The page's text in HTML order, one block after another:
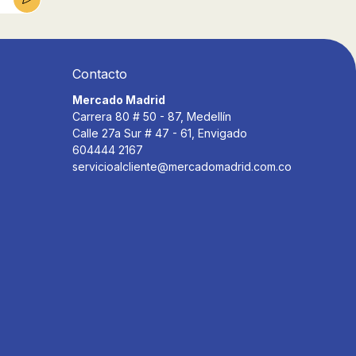
Contacto
Mercado Madrid
Carrera 80 # 50 - 87, Medellín
Calle 27a Sur # 47 - 61, Envigado
604444 2167
servicioalcliente@mercadomadrid.com.co